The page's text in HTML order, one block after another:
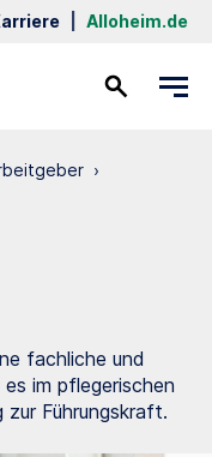
Alloheim.de
›
fachliche und
im pflegerischen
Führungskraft.